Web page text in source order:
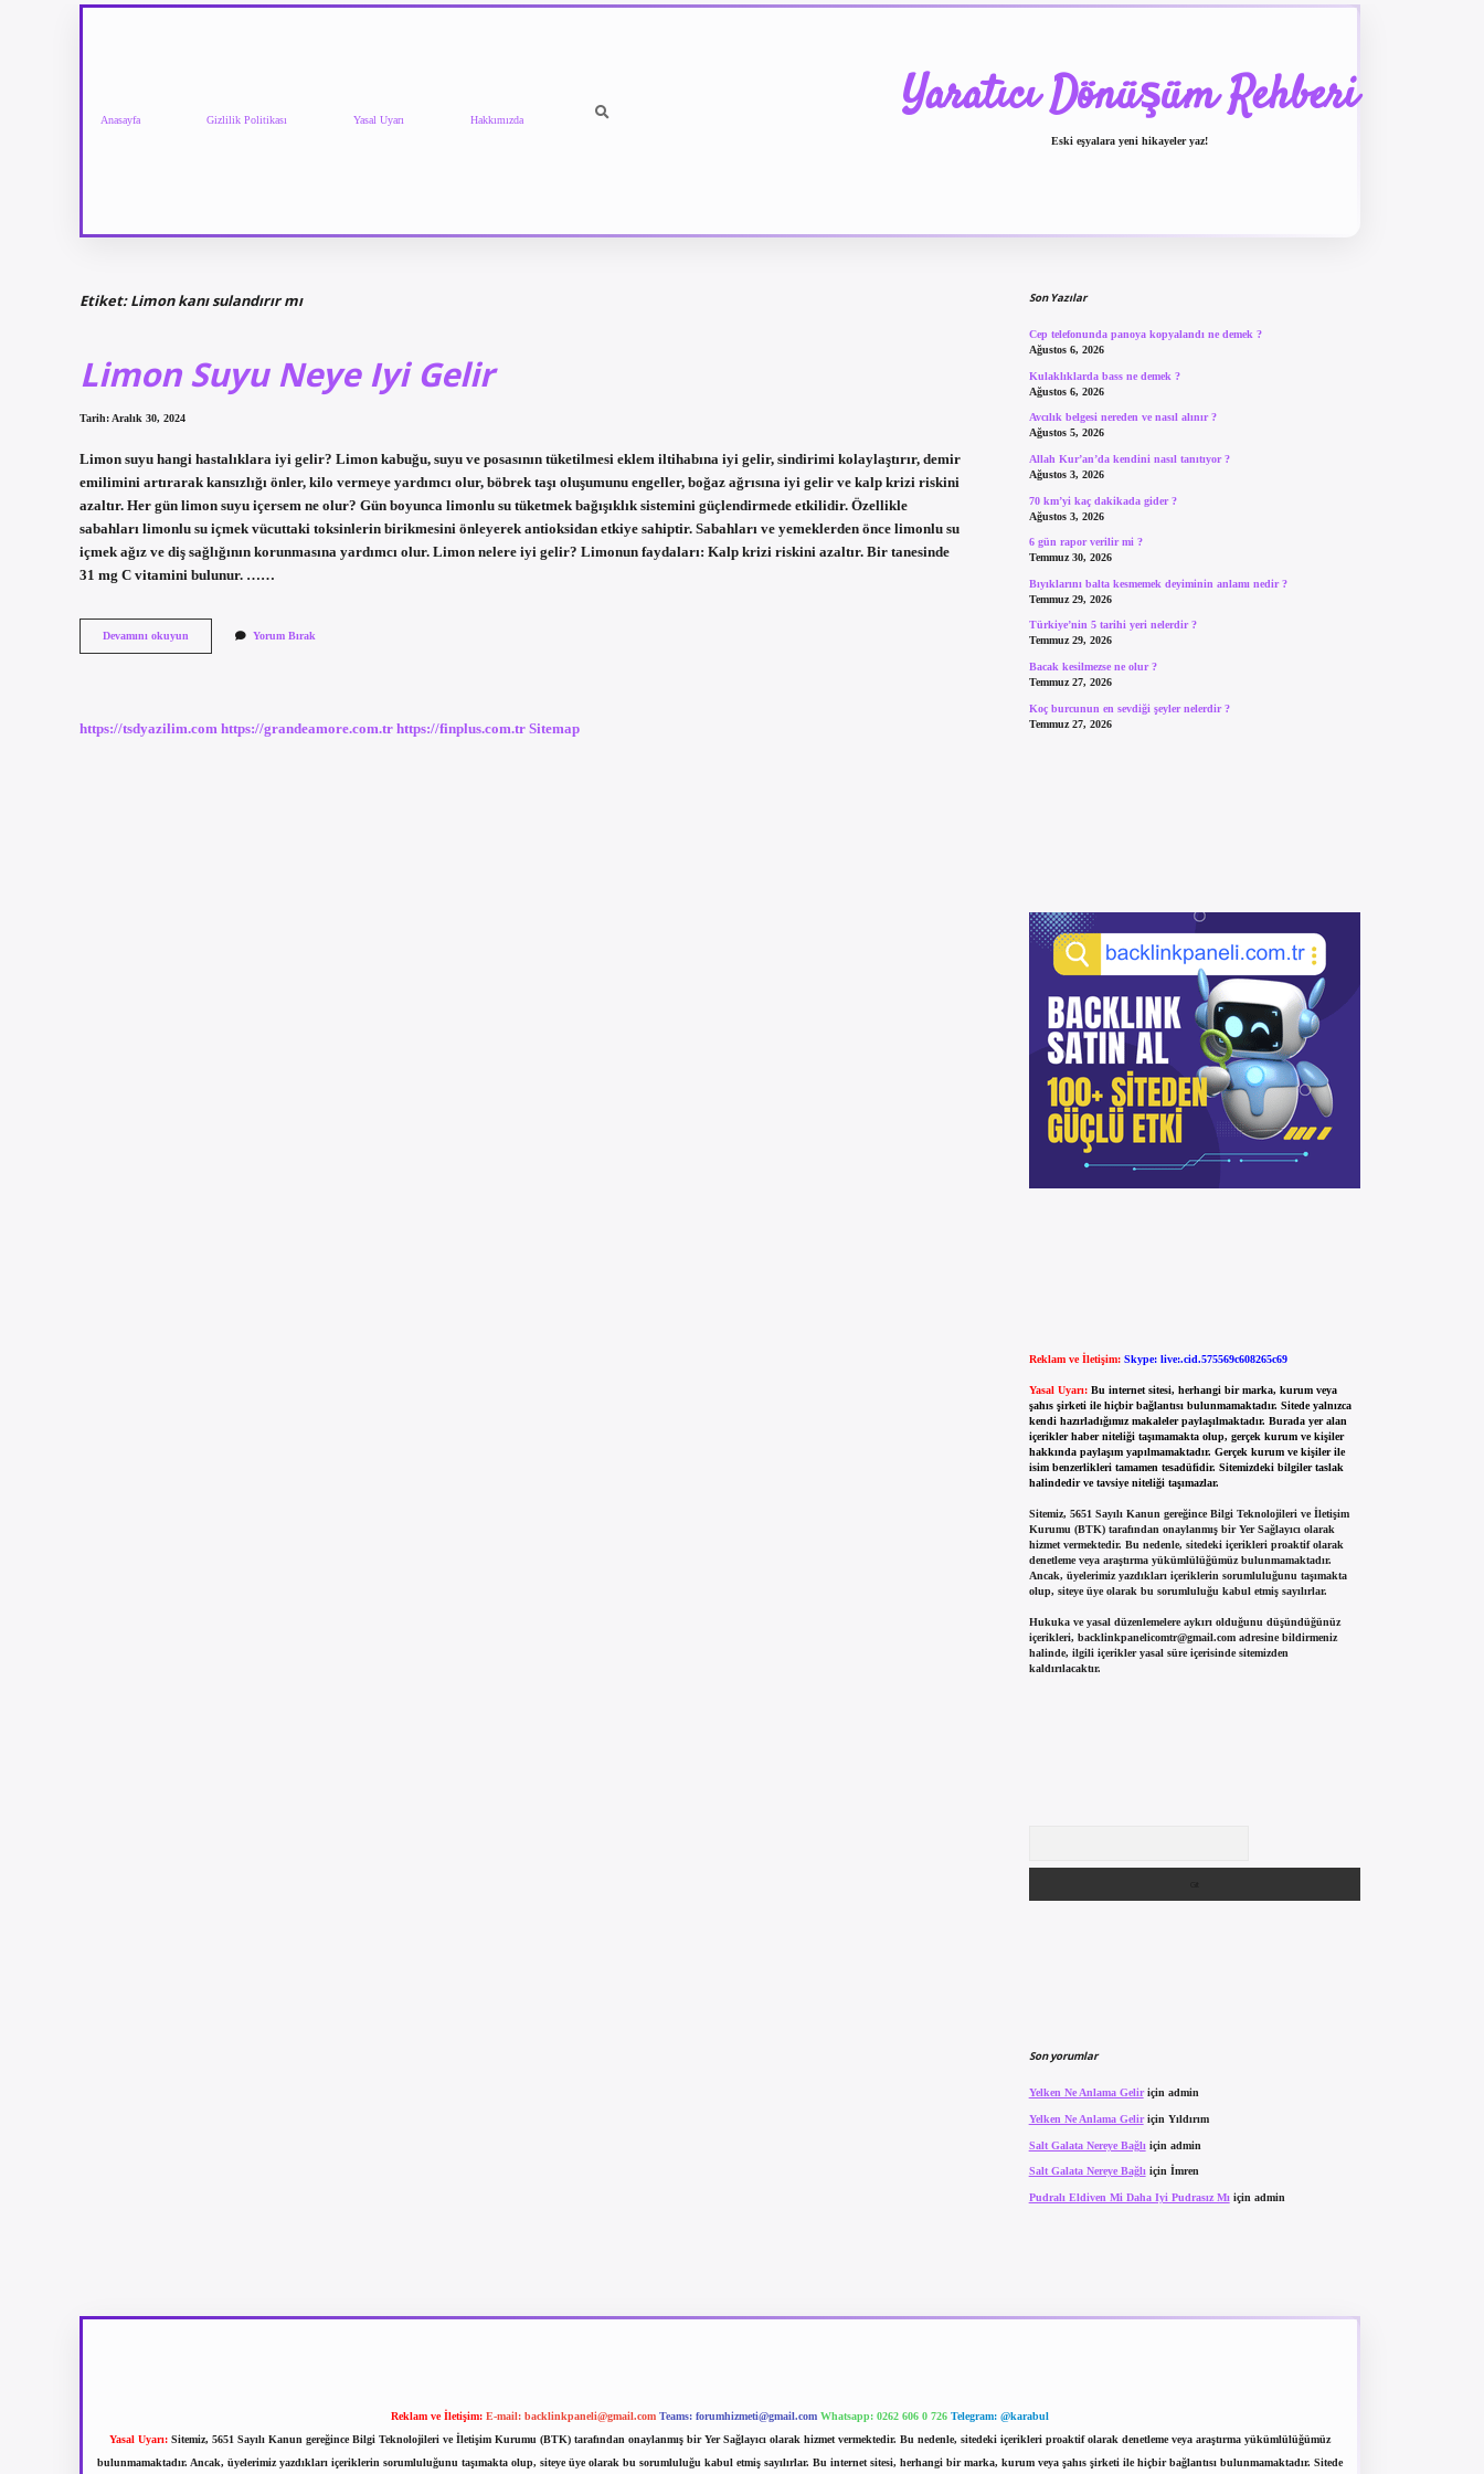
Anasayfa Gizlilik Politikası Yasal Uyarı Hakkımızda Yaratıcı Dönüşüm Rehberi
Eski eşyalara yeni hikayeler yaz!
Etiket:Limon kanı sulandırır mı
Limon Suyu Neye Iyi Gelir
Tarih: Aralık 30, 2024
Limon suyu hangi hastalıklara iyi gelir? Limon kabuğu, suyu ve posasının tüketilmesi eklem iltihabına iyi gelir, sindirimi kolaylaştırır, demir
emilimini artırarak kansızlığı önler, kilo vermeye yardımcı olur, böbrek taşı oluşumunu engeller, boğaz ağrısına iyi gelir ve kalp krizi riskini
azaltır. Her gün limon suyu içersem ne olur? Gün boyunca limonlu su tüketmek bağışıklık sistemini güçlendirmede etkilidir. Özellikle
sabahları limonlu su içmek vücuttaki toksinlerin birikmesini önleyerek antioksidan etkiye sahiptir. Sabahları ve yemeklerden önce limonlu su
içmek ağız ve diş sağlığının korunmasına yardımcı olur. Limon nelere iyi gelir? Limonun faydaları: Kalp krizi riskini azaltır. Bir tanesinde
31 mg C vitamini bulunur. ……
Devamını okuyun
Suyu
Yorum Bırak
https://tsdyazilim.com https://grandeamore.com.tr https://finplus.com.tr Sitemap
Son Yazılar
Cep telefonunda panoya kopyalandı ne demek ?
Ağustos 6, 2026
Kulaklıklarda bass ne demek ?
Ağustos 6, 2026
Avcılık belgesi nereden ve nasıl alınır ?
Ağustos 5, 2026
Allah Kur’an’da kendini nasıl tanıtıyor ?
Ağustos 3, 2026
70 km’yi kaç dakikada gider ?
Ağustos 3, 2026
6 gün rapor verilir mi ?
Temmuz 30, 2026
Bıyıklarını balta kesmemek deyiminin anlamı nedir ?
Temmuz 29, 2026
Türkiye’nin 5 tarihi yeri nelerdir ?
Temmuz 29, 2026
Bacak kesilmezse ne olur ?
Temmuz 27, 2026
Koç burcunun en sevdiği şeyler nelerdir ?
Temmuz 27, 2026
Reklam ve İletişim: Skype: live:.cid.575569c608265c69
Yasal Uyarı: Bu internet sitesi, herhangi bir marka, kurum veya
şahıs şirketi ile hiçbir bağlantısı bulunmamaktadır. Sitede yalnızca
kendi hazırladığımız makaleler paylaşılmaktadır. Burada yer alan
içerikler haber niteliği taşımamakta olup, gerçek kurum ve kişiler
hakkında paylaşım yapılmamaktadır. Gerçek kurum ve kişiler ile
isim benzerlikleri tamamen tesadüfidir. Sitemizdeki bilgiler taslak
halindedir ve tavsiye niteliği taşımazlar.
Sitemiz, 5651 Sayılı Kanun gereğince Bilgi Teknolojileri ve İletişim
Kurumu (BTK) tarafından onaylanmış bir Yer Sağlayıcı olarak
hizmet vermektedir. Bu nedenle, sitedeki içerikleri proaktif olarak
denetleme veya araştırma yükümlülüğümüz bulunmamaktadır.
Ancak, üyelerimiz yazdıkları içeriklerin sorumluluğunu taşımakta
olup, siteye üye olarak bu sorumluluğu kabul etmiş sayılırlar.
Hukuka ve yasal düzenlemelere aykırı olduğunu düşündüğünüz
içerikleri, backlinkpanelicomtr@gmail.comadresine bildirmeniz
halinde, ilgili içerikler yasal süre içerisinde sitemizden
kaldırılacaktır.
Son yorumlar
Yelken Ne Anlama Geliriçin admin
Yelken Ne Anlama Geliriçin Yıldırım
Salt Galata Nereye Bağlı için admin
Salt Galata Nereye Bağlı için İmren
Pudralı Eldiven Mi Daha Iyi Pudrasız Mı için admin
Reklam ve İletişim: E-mail: backlinkpaneli@gmail.com Teams: forumhizmeti@gmail.com Whatsapp: 0262 606 0 726 Telegram: @karabul
Yasal Uyarı: Sitemiz, 5651 Sayılı Kanun gereğince Bilgi Teknolojileri ve İletişim Kurumu (BTK) tarafından onaylanmış bir Yer Sağlayıcı olarak hizmet vermektedir. Bu nedenle, sitedeki içerikleri proaktif olarak denetleme veya araştırma yükümlülüğümüz
bulunmamaktadır. Ancak, üyelerimiz yazdıkları içeriklerin sorumluluğunu taşımakta olup, siteye üye olarak bu sorumluluğu kabul etmiş sayılırlar. Bu internet sitesi, herhangi bir marka, kurum veya şahıs şirketi ile hiçbir bağlantısı bulunmamaktadır. Sitede